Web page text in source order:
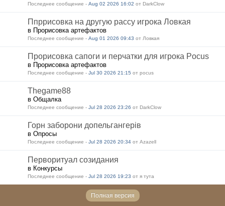
Последнее сообщение - Aug 02 2026 16:02 от DarkClow
Ппррисовка на другую рассу игрока Ловкая
в Прорисовка артефактов
Последнее сообщение - Aug 01 2026 09:43 от Ловкая
Прорисовка сапоги и перчатки для игрока Pocus
в Прорисовка артефактов
Последнее сообщение - Jul 30 2026 21:15 от pocus
Thegame88
в Общалка
Последнее сообщение - Jul 28 2026 23:26 от DarkClow
Горн заборони допельгангерів
в Опросы
Последнее сообщение - Jul 28 2026 20:34 от Azazell
Перворитуал созидания
в Конкурсы
Последнее сообщение - Jul 28 2026 19:23 от я тута
Полная версия